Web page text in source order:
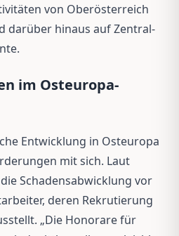
von Oberösterreich
darüber hinaus auf Zentral-
im Osteuropa-
Entwicklung in Osteuropa
mit sich. Laut
Schadensabwicklung vor
deren Rekrutierung
„Die Honorare für